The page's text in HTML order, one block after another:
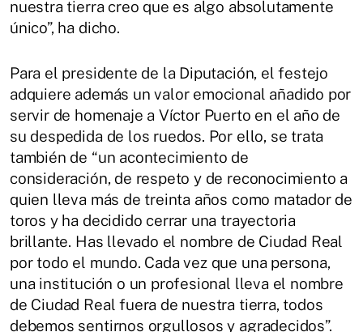
nuestra tierra creo que es algo absolutamente
único”, ha dicho.
Para el presidente de la Diputación, el festejo
adquiere además un valor emocional añadido por
servir de homenaje a Víctor Puerto en el año de
su despedida de los ruedos. Por ello, se trata
también de “un acontecimiento de
consideración, de respeto y de reconocimiento a
quien lleva más de treinta años como matador de
toros y ha decidido cerrar una trayectoria
brillante. Has llevado el nombre de Ciudad Real
por todo el mundo. Cada vez que una persona,
una institución o un profesional lleva el nombre
de Ciudad Real fuera de nuestra tierra, todos
debemos sentirnos orgullosos y agradecidos”.